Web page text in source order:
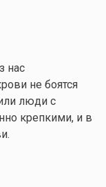
нас
не боятся
люди с
крепкими, и в